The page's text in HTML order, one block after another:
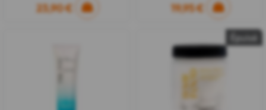
23,90 € 19,95 €
Épuisé